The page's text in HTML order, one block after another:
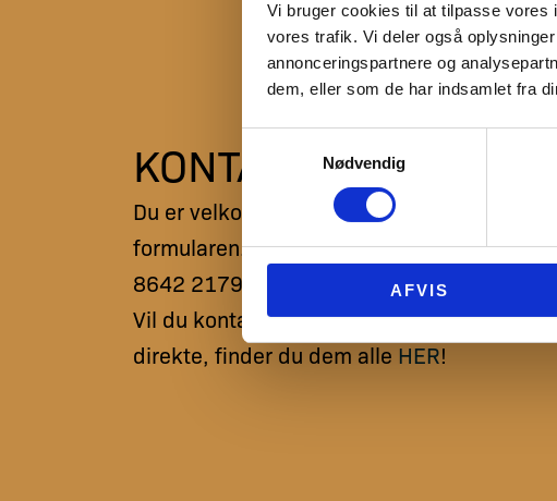
Vi bruger cookies til at tilpasse vores
vores trafik. Vi deler også
annonceringspartnere og
dem, eller som de har indsamlet fra
Nødvendig
AFVIS
KONTAKT OS
Du er velkommen til at skrive til os via
formularen. Du kan også kontakte os på
8642 2179 eller på mail@arenaranders.dk.
Vil du kontakte en bestemt medarbejder
direkte, finder du dem alle HER!